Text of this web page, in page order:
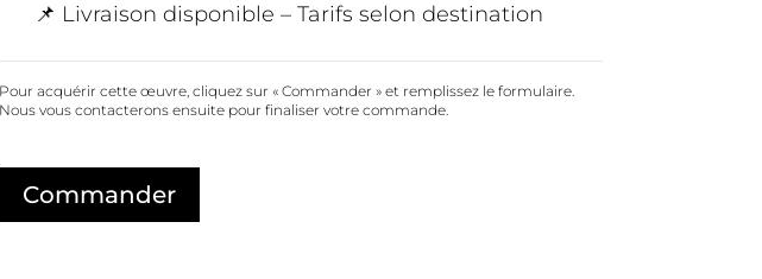
📌 Livraison disponible – Tarifs selon destination
Pour acquérir cette œuvre, cliquez sur « Commander » et remplissez le formulaire.
Nous vous contacterons ensuite pour finaliser votre commande.